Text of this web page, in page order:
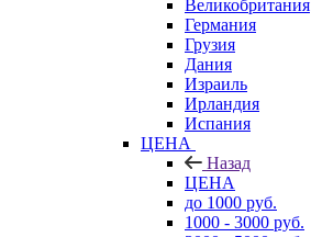
Великобритания
Германия
Грузия
Дания
Израиль
Ирландия
Испания
ЦЕНА
Назад
ЦЕНА
до 1000 руб.
1000 - 3000 руб.